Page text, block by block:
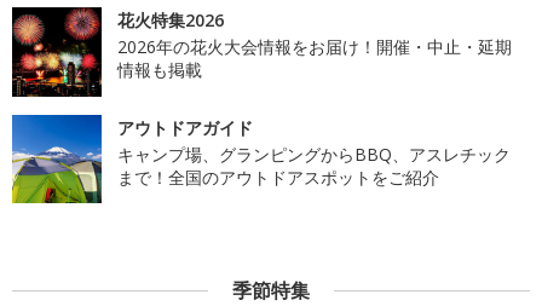
花火特集2026
2026年の花火大会情報をお届け！開催・中止・延期
情報も掲載
アウトドアガイド
キャンプ場、グランピングからBBQ、アスレチック
まで！全国のアウトドアスポットをご紹介
季節特集